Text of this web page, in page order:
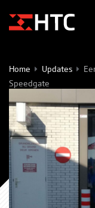
Home Updates
Speedgate